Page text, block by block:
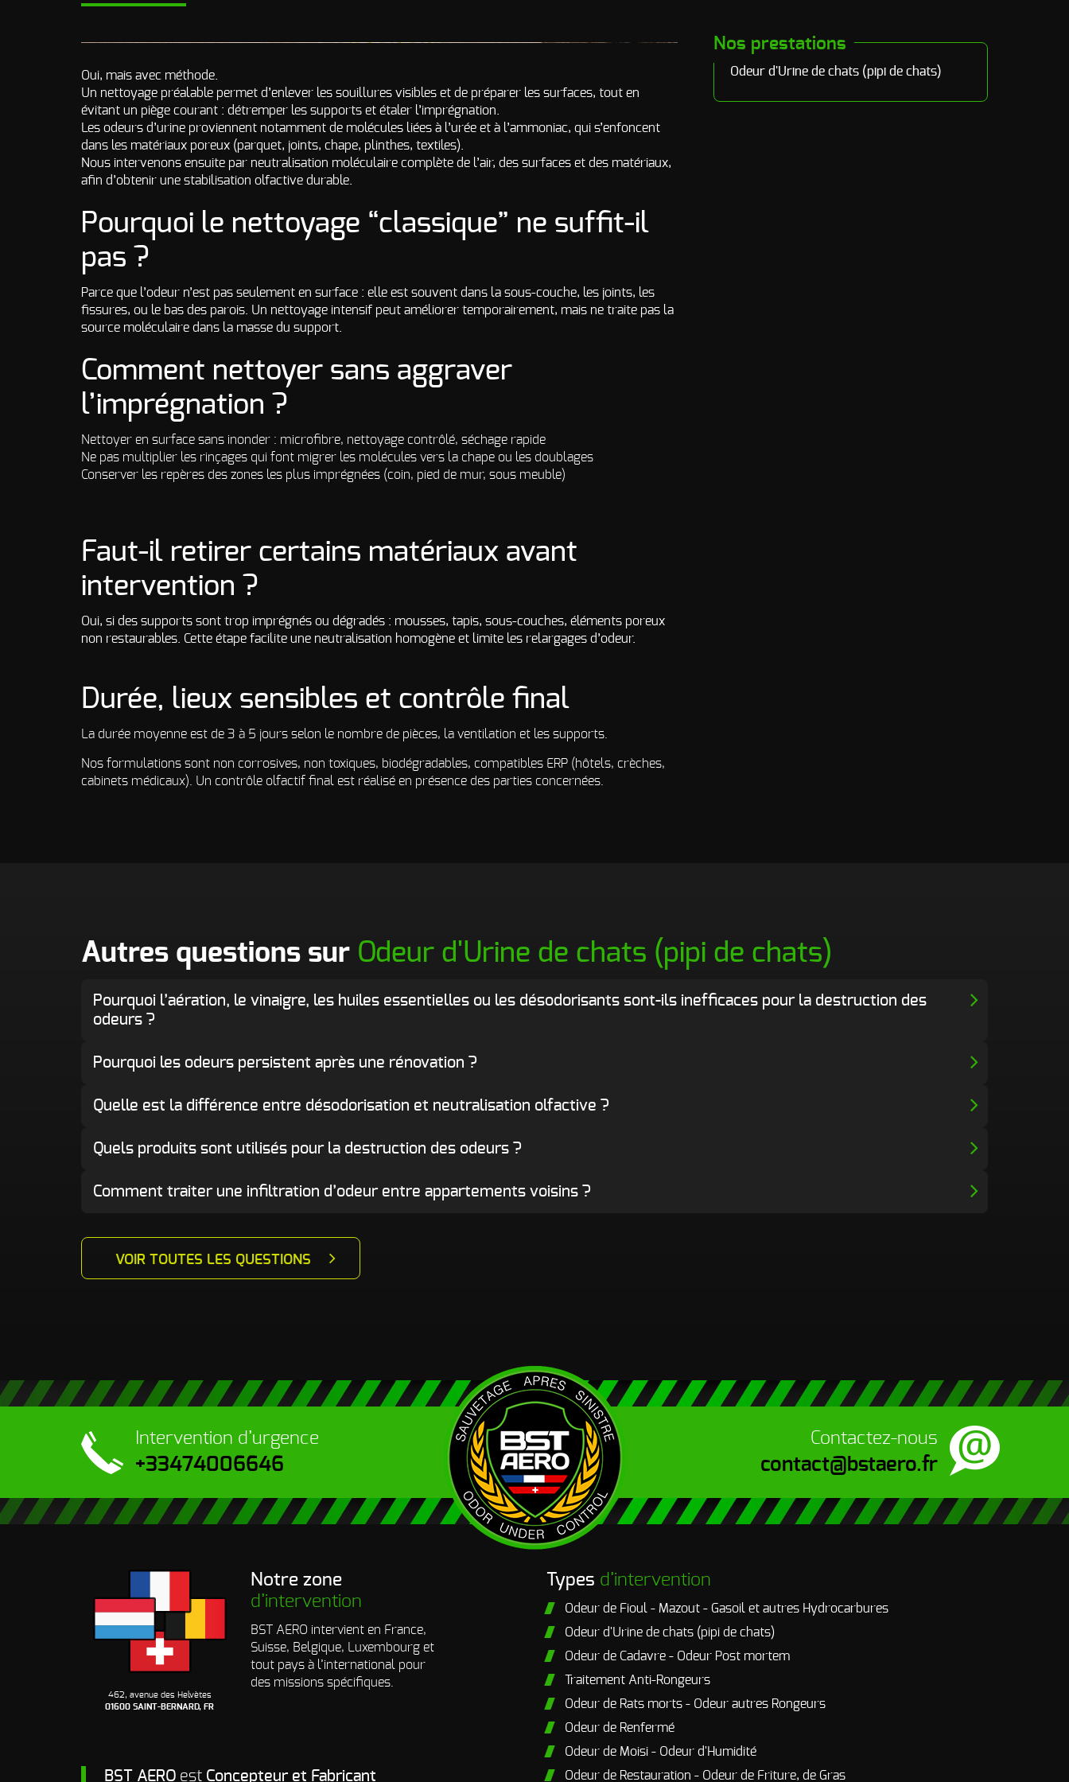
Oui, mais avec méthode.
Un nettoyage préalable permet d’enlever les souillures visibles et de préparer les surfaces, tout en
évitant un piège courant : détremper les supports et étaler l’imprégnation.
Les odeurs d’urine proviennent notamment de molécules liées à l’urée et à l’ammoniac, qui s’enfoncent
dans les matériaux poreux (parquet, joints, chape, plinthes, textiles).
Nous intervenons ensuite par neutralisation moléculaire complète de l’air, des surfaces et des matériaux,
afin d’obtenir une stabilisation olfactive durable.
Pourquoi le nettoyage “classique” ne suffit-il
pas ?
Parce que l’odeur n’est pas seulement en surface : elle est souvent dans la sous-couche, les joints, les
fissures, ou le bas des parois. Un nettoyage intensif peut améliorer temporairement, mais ne traite pas la
source moléculaire dans la masse du support.
Comment nettoyer sans aggraver
l’imprégnation ?
Nettoyer en surface sans inonder : microfibre, nettoyage contrôlé, séchage rapide
Ne pas multiplier les rinçages qui font migrer les molécules vers la chape ou les doublages
Conserver les repères des zones les plus imprégnées (coin, pied de mur, sous meuble)
Faut-il retirer certains matériaux avant
intervention ?
Oui, si des supports sont trop imprégnés ou dégradés : mousses, tapis, sous-couches, éléments poreux
non restaurables. Cette étape facilite une neutralisation homogène et limite les relargages d’odeur.
Durée, lieux sensibles et contrôle final
La durée moyenne est de 3 à 5 jours selon le nombre de pièces, la ventilation et les supports.
Nos formulations sont non corrosives, non toxiques, biodégradables, compatibles ERP (hôtels, crèches,
cabinets médicaux). Un contrôle olfactif final est réalisé en présence des parties concernées.
Nos prestations
Odeur d'Urine de chats (pipi de chats)
Autres questions sur Odeur d'Urine de chats (pipi de chats)
Pourquoi l’aération, le vinaigre, les huiles essentielles ou les désodorisants sont-ils inefficaces pour la destruction des
odeurs ?
Pourquoi les odeurs persistent après une rénovation ?
Quelle est la différence entre désodorisation et neutralisation olfactive ?
Quels produits sont utilisés pour la destruction des odeurs ?
Comment traiter une infiltration d’odeur entre appartements voisins ?
VOIR TOUTES LES QUESTIONS
Intervention d’urgence
+33474006646
Contactez-nous
contact@bstaero.fr
462, avenue des Helvètes
01600 SAINT-BERNARD, FR
Notre zone
d’intervention
BST AERO intervient en France,
Suisse, Belgique, Luxembourg et
tout pays à l’international pour
des missions spécifiques.
BST AERO est Concepteur et Fabricant
Types d’intervention
Odeur de Fioul - Mazout - Gasoil et autres Hydrocarbures
Odeur d'Urine de chats (pipi de chats)
Odeur de Cadavre - Odeur Post mortem
Traitement Anti-Rongeurs
Odeur de Rats morts - Odeur autres Rongeurs
Odeur de Renfermé
Odeur de Moisi - Odeur d'Humidité
Odeur de Restauration - Odeur de Friture, de Gras